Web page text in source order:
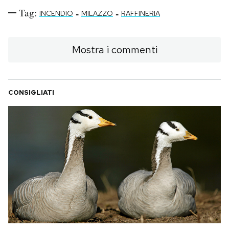
Tag: INCENDIO - MILAZZO - RAFFINERIA
Mostra i commenti
CONSIGLIATI